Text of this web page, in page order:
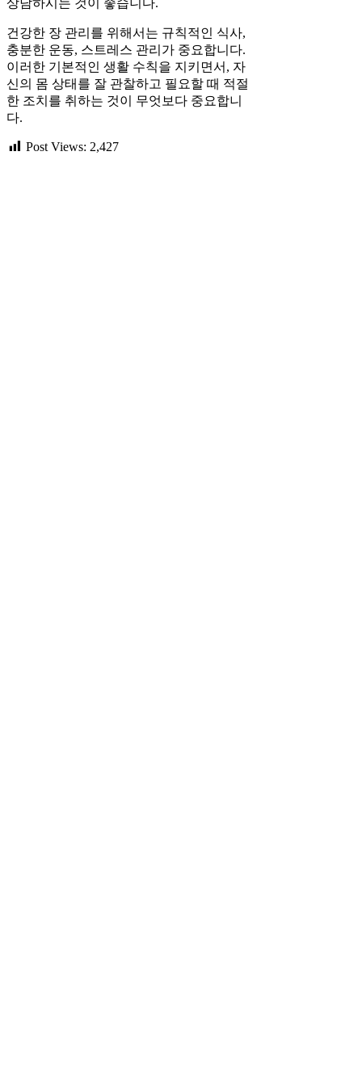
상담하시는 것이 좋습니다.
건강한 장 관리를 위해서는 규칙적인 식사,
충분한 운동, 스트레스 관리가 중요합니다.
이러한 기본적인 생활 수칙을 지키면서, 자
신의 몸 상태를 잘 관찰하고 필요할 때 적절
한 조치를 취하는 것이 무엇보다 중요합니
다.
Post Views: 2,427